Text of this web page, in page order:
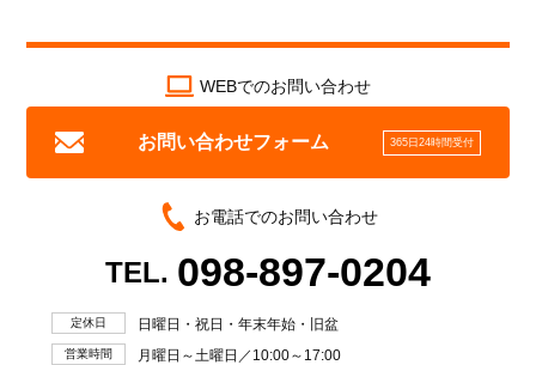
WEBでのお問い合わせ
お問い合わせフォーム 365日24時間受付
お電話でのお問い合わせ
TEL. 098-897-0204
定休日 日曜日・祝日・年末年始・旧盆
営業時間 月曜日～土曜日／10:00～17:00